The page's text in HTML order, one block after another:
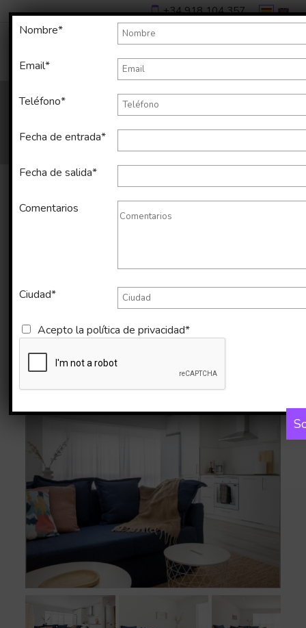
+34 918 104 357
en Candelaria de 55 m2
Imágenes Mapa
Nombre*
Email*
Teléfono*
Fecha de entrada*
Fecha de salida*
Comentarios
Ciudad*
Acepto lapolítica de privacidad*